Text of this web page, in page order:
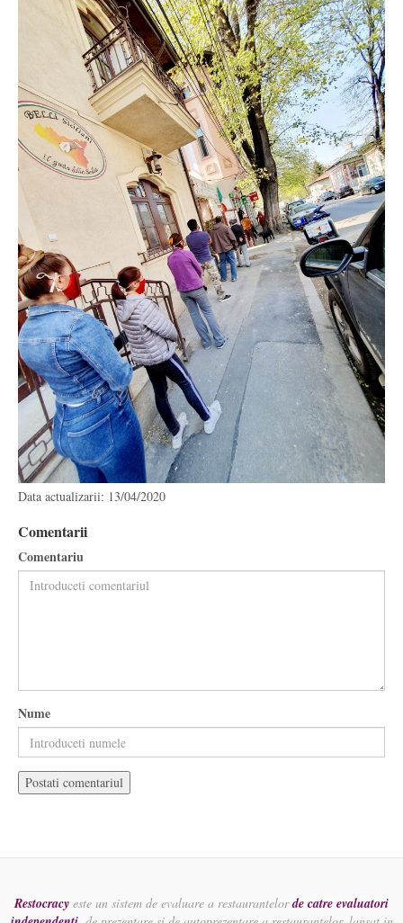
Data actualizarii: 13/04/2020
Comentarii
Comentariu
Nume
Restocracy este un sistem de evaluare a restaurantelorde catre evaluatori